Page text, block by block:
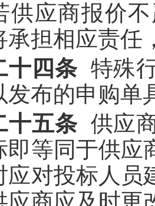
供应商报价
承担相应责任
十四条特殊行
发布的申购单
十五条供应商
即等同于供应
应对投标人员